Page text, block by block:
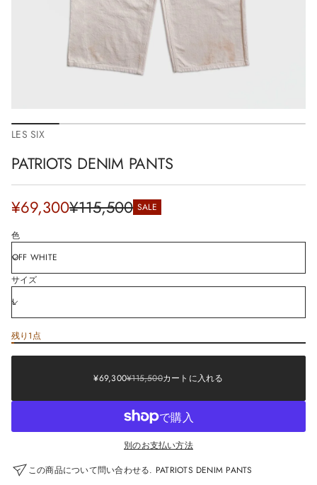
LES SIX
PATRIOTS DENIM PANTS
Sale
price
¥69,300Regular
price
¥115,500 SALE
色
サイズ
残り1点
SALE
¥69,300REGULAR
¥115,500カートに入れる
別のお支払い方法
この商品について問い合わせる. PATRIOTS DENIM PANTS